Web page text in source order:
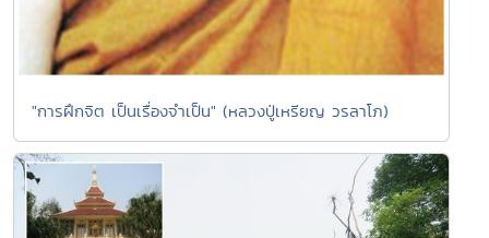
"การฝึกจิต เป็นเรื่องจำเป็น" (หลวงปู่เหรียญ วรลาโภ)